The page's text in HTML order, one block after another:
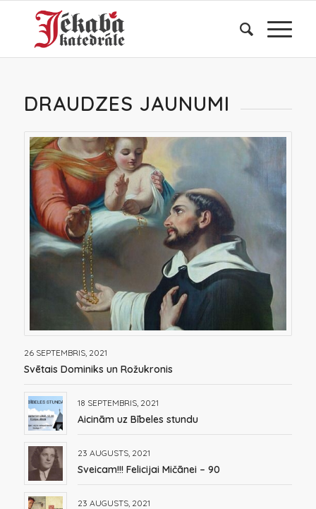
DRAUDZES JAUNUMI
26 SEPTEMBRIS, 2021
Svētais Dominiks un Rožukronis
18 SEPTEMBRIS, 2021
Aicinām uz Bībeles stundu
23 AUGUSTS, 2021
Sveicam!!! Felicijai Mičānei – 90
23 AUGUSTS, 2021